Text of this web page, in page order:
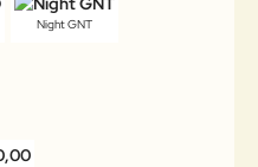
Night GNT